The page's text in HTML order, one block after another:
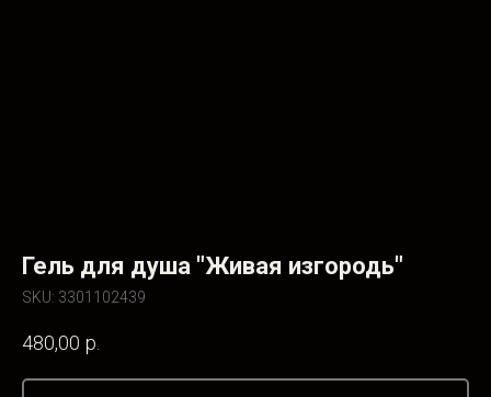
Гель для душа "Живая изгородь"
SKU: 3301102439
480,00 р.